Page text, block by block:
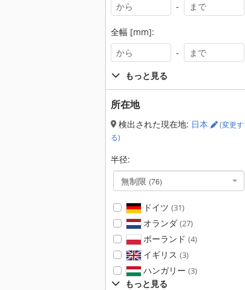
-
全幅 [mm]:
-
もっと見る
所在地
検出された現在地: 日本
(変更す
る)
半径:
無制限 (76)
ドイツ (31)
オランダ (27)
ポーランド (4)
イギリス (3)
ハンガリー (3)
もっと見る